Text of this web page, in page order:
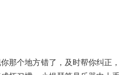
那个地方错了，及时帮你纠正